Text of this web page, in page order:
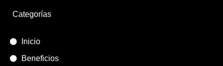
Categorías
Inicio
Beneficios